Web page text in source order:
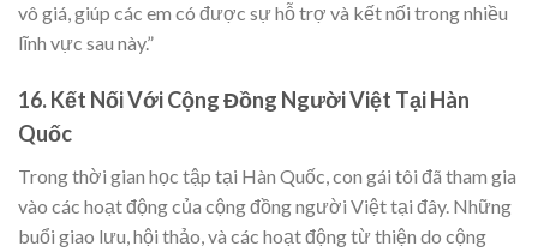
vô giá, giúp các em có được sự hỗ trợ và kết nối trong nhiều
lĩnh vực sau này.”
16. Kết Nối Với Cộng Đồng Người Việt Tại Hàn
Quốc
Trong thời gian học tập tại Hàn Quốc, con gái tôi đã tham gia
vào các hoạt động của cộng đồng người Việt tại đây. Những
buổi giao lưu, hội thảo, và các hoạt động từ thiện do cộng